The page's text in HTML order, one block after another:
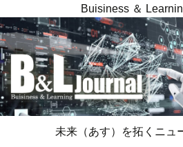
Buisiness ＆
未来（あす）を拓くニュ